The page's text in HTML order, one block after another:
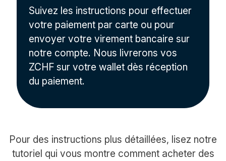
Suivez les instructions pour effectuer
votre paiement par carte ou pour
envoyer votre virement bancaire sur
notre compte. Nous livrerons vos
ZCHF sur votre wallet dès réception
du paiement.
Pour des instructions plus détaillées, lisez notre
tutoriel qui vous montre comment acheter des